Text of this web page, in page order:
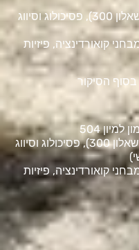
מעבר מיון ראשון – מיון פסיכוטכני (שאלון 300), פסיכולוג וסיווג
קואורדינציה, פיזיות
504
מעבר מיון ראשון – מיון פסיכוטכני (שאלון 300), פסיכולוג וסיווג
קואורדינציה, פיזיות